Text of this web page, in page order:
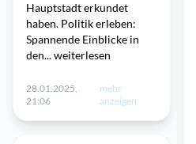
Hauptstadt erkundet
haben. Politik erleben:
Spannende Einblicke in
den... weiterlesen
28.01.2025,
21:06
mehr
anzeigen